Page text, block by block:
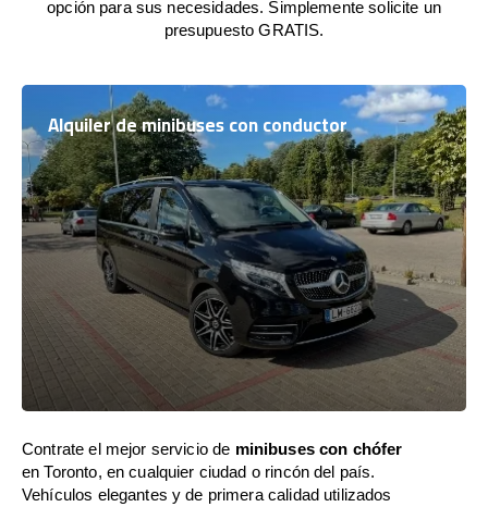
opción para sus necesidades. Simplemente solicite un
presupuesto GRATIS.
Alquiler de minibuses con conductor
Contrate el mejor servicio de minibuses con chófer
en Toronto, en cualquier ciudad o rincón del país.
Vehículos elegantes y de primera calidad utilizados